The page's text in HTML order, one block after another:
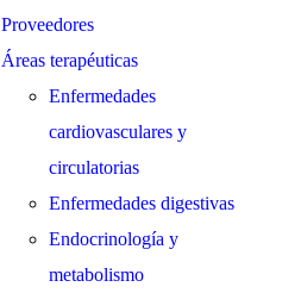
Proveedores
Áreas terapéuticas
Enfermedades
cardiovasculares y
circulatorias
Enfermedades digestivas
Endocrinología y
metabolismo